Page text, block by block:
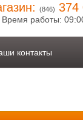
(846) 374
Время работы:
контакты